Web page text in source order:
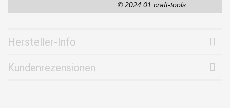
© 2024.01 craft-tools
Hersteller-Info
Kundenrezensionen